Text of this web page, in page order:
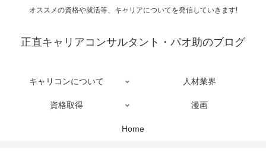
オススメの資格や就活等、キャリアについてを発信していきます!
正直キャリアコンサルタント・パオ助のブログ
キャリコンについて 人材業界
資格取得 漫画
Home